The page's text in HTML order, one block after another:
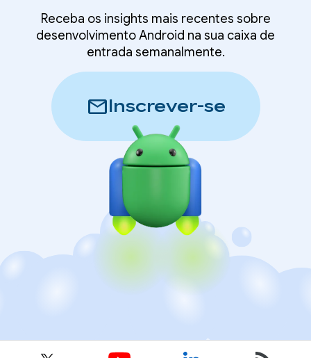
Receba os insights mais recentes sobre
desenvolvimento Android na sua caixa de
entrada semanalmente.
mailInscrever-se